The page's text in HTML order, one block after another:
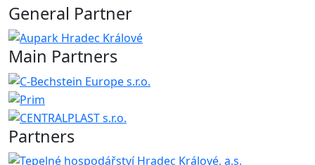
General Partner
Main Partners
Partners